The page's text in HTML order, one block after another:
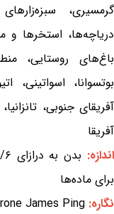
گرمسیری،
دریاچه‌ها، استخرها
باغ‌های روستایی،
بوتسوانا، اسواتینی،
آفریقای جنوبی،
آفریقا
اندازه:
برای ماده‌ها
نگاره: James Ping